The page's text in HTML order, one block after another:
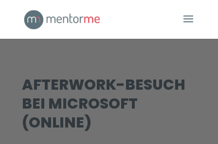
AFTERWORK-BESUCH
BEI MICROSOFT
(ONLINE)